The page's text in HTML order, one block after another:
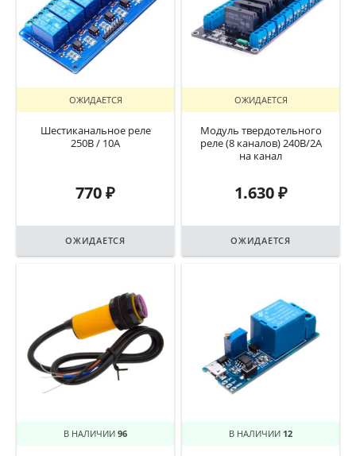
ОЖИДАЕТСЯ
Шестиканальное реле
250В / 10А
770₽
ОЖИДАЕТСЯ
ОЖИДАЕТСЯ
Модуль твердотельного
реле (8 каналов) 240В/2А
на канал
1.630₽
ОЖИДАЕТСЯ
В НАЛИЧИИ 96 В НАЛИЧИИ 12